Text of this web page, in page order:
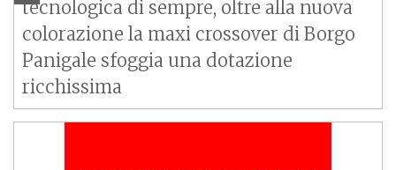
tecnologica di sempre, oltre alla nuova
colorazione la maxi crossover di Borgo
Panigale sfoggia una dotazione
ricchissima